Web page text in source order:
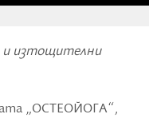
и изтощителни
„ОСТЕОЙОГА“,